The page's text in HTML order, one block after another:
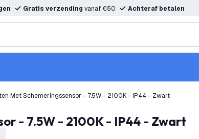
Gratis verzending vanaf €50 Achteraf betalen
Met Schemeringssensor - 7.5W - 2100K - IP44 - Zwart
- 7.5W - 2100K - IP44 - Zwart